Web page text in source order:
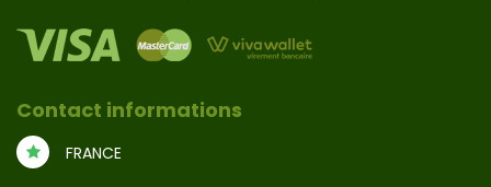
Contact informations
FRANCE